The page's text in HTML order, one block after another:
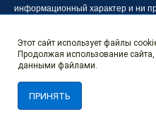
информационный характер и ни
Гражданского кодекса Российской
Производитель оставляет за
вносить изменения в
Этот сайт использует файлы
Продолжая использование
данными файлами.
ПРИНЯТЬ